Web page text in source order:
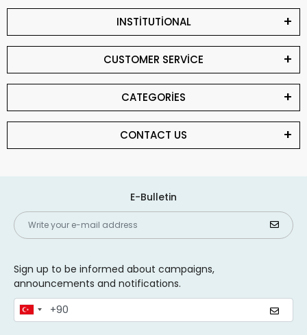
INSTİTUTİONAL
CUSTOMER SERVİCE
CATEGORİES
CONTACT US
E-Bulletin
Sign up to be informed about campaigns,
announcements and notifications.